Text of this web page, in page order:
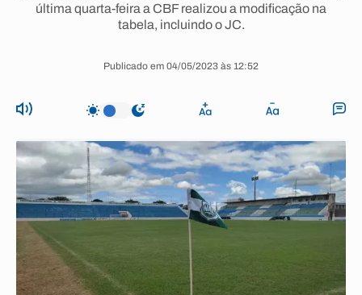
última quarta-feira a CBF realizou a modificação na
tabela, incluindo o JC.
Publicado em 04/05/2023 às 12:52